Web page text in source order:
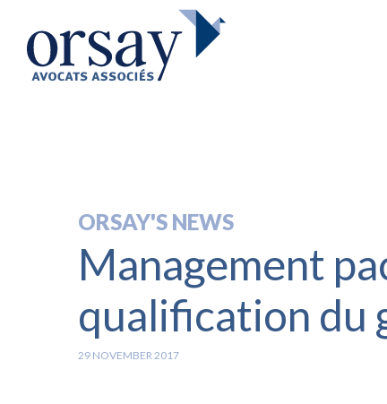
ORSAY'S NEWS
Management
qualification du
29 NOVEMBER 2017